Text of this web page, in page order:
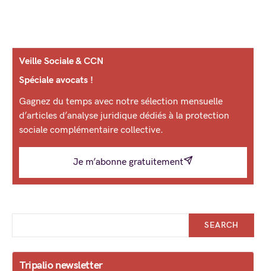
Veille Sociale & CCN
Spéciale avocats !
Gagnez du temps avec notre sélection mensuelle
d’articles d’analyse juridique dédiés à la protection
sociale complémentaire collective.
Je m’abonne gratuitement
SEARCH
Tripalio newsletter